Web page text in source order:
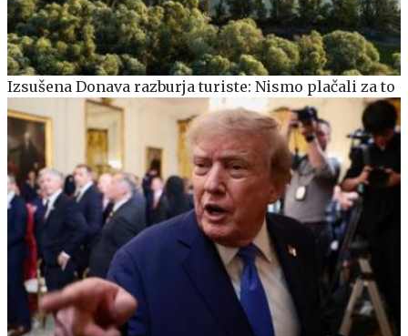
Izsušena Donava razburja turiste: Nismo plačali za to